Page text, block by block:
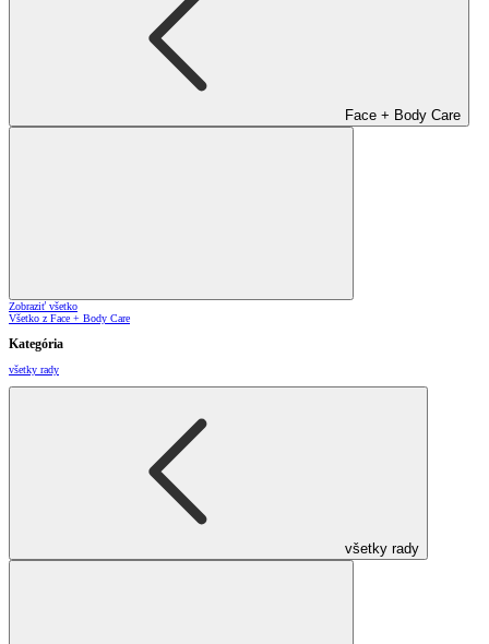
Face + Body Care
Zobraziť všetko
Všetko z Face + Body Care
Kategória
všetky rady
všetky rady